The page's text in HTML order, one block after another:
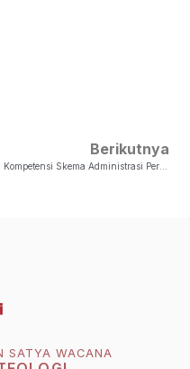
Berikutnya
Uji Kompetensi Skema Administrasi Perkantoran
SATYA WACANA